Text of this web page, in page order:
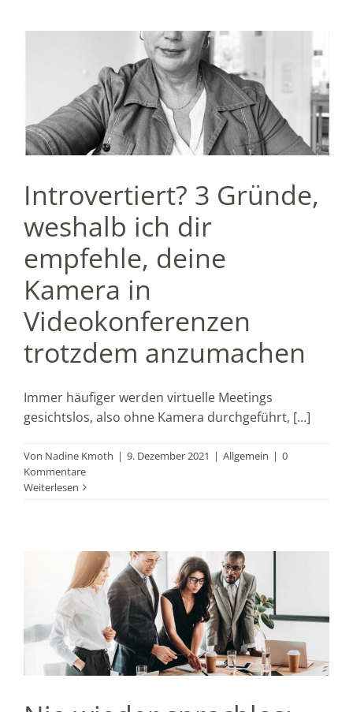
Introvertiert? 3 Gründe,
weshalb ich dir
empfehle, deine
Kamera in
Videokonferenzen
trotzdem anzumachen
Immer häufiger werden virtuelle Meetings
gesichtslos, also ohne Kamera durchgeführt, [...]
Von Nadine Kmoth | 9. Dezember 2021 | Allgemein | 0
Kommentare
Weiterlesen